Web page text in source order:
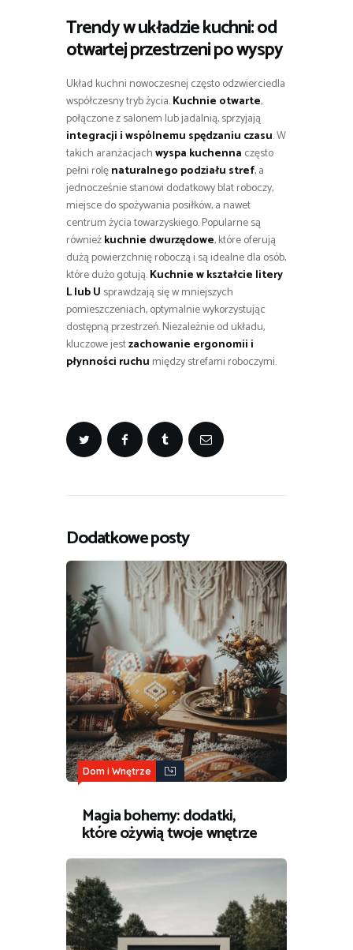
Trendy w układzie kuchni: od
otwartej przestrzeni po wyspy
Układ kuchni nowoczesnej często odzwierciedla
współczesny tryb życia.Kuchnie otwarte,
połączone z salonem lub jadalnią, sprzyjają
integracji i wspólnemu spędzaniu czasu. W
takich aranżacjachwyspa kuchenna często
pełni rolęnaturalnego podziału stref, a
jednocześnie stanowi dodatkowy blat roboczy,
miejsce do spożywania posiłków, a nawet
centrum życia towarzyskiego. Popularne są
równieżkuchnie dwurzędowe, które oferują
dużą powierzchnię roboczą i są idealne dla osób,
które dużo gotują.Kuchnie w kształcie litery
L lub U sprawdzają się w mniejszych
pomieszczeniach, optymalnie wykorzystując
dostępną przestrzeń. Niezależnie od układu,
kluczowe jestzachowanie ergonomii i
płynności ruchu między strefami roboczymi.
Dodatkowe posty
Dom i Wnętrze
Magia bohemy: dodatki,
które ożywią twoje wnętrze